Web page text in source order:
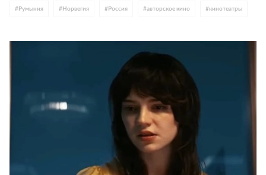
# Румыния # Норвегия # Россия #авторское кино #кинотеатры